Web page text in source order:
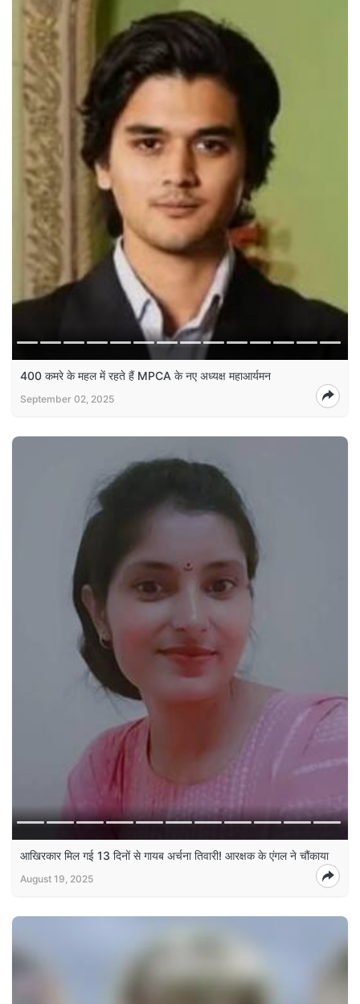
400 कमरे के महल में रहते हैं MPCA के नए अध्यक्ष महाआर्यमन
September 02, 2025
आखिरकार मिल गई 13 दिनों से गायब अर्चना तिवारी! आरक्षक के एंगल ने चौंकाया
August 19, 2025